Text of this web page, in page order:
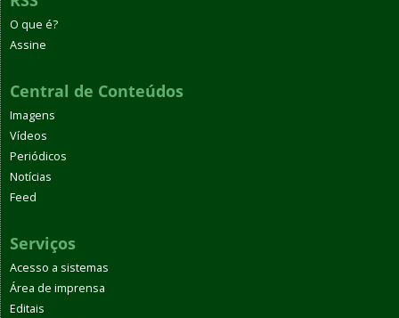
O que é?
Assine
Central de Conteúdos
Imagens
Vídeos
Periódicos
Notícias
Feed
Serviços
Acesso a sistemas
Área de imprensa
Editais